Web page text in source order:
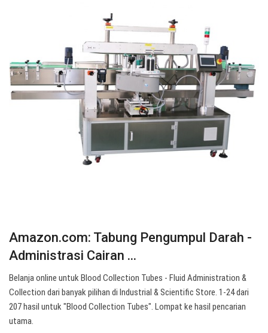
Amazon.com: Tabung Pengumpul Darah -
Administrasi Cairan ...
Belanja online untuk Blood Collection Tubes - Fluid Administration &
Collection dari banyak pilihan di Industrial & Scientific Store. 1-24 dari
207 hasil untuk "Blood Collection Tubes". Lompat ke hasil pencarian
utama.